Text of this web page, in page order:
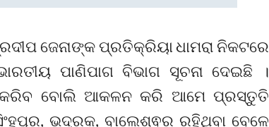
ଜେନାଙ୍କ ପ୍ରତିକ୍ରିୟା ଧାମରା ନିକଟରେ
ପାଣିପାଗ ବିଭାଗ ସୂଚନା ଦେଇଛି ।
କରିବ ବୋଲି ଆକଳନ କରି ଆମେ ପ୍ରସ୍ତୁତି
ଭଦ୍ରକ, ବାଲେଶ୍ଵର ରହିଥିବା ବେଳେ